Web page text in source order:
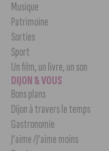
Musique
Patrimoine
Sorties
Sport
Un film, un livre, un son
DIJON & VOUS
Bons plans
Dijon à travers le temps
Gastronomie
J’aime /J’aime moins